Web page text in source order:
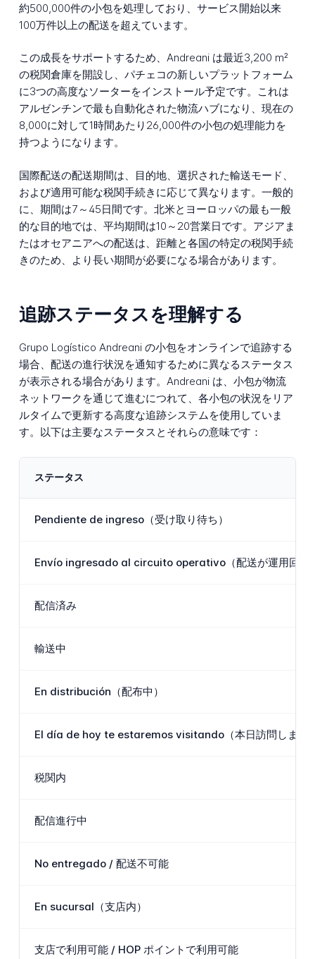
約500,000件の小包を処理しており、サービス開始以来
100万件以上の配送を超えています。
この成長をサポートするため、Andreani は最近3,200 m²
の税関倉庫を開設し、パチェコの新しいプラットフォーム
に3つの高度なソーターをインストール予定です。これは
アルゼンチンで最も自動化された物流ハブになり、現在の
8,000に対して1時間あたり26,000件の小包の処理能力を
持つようになります。
国際配送の配送期間は、目的地、選択された輸送モード、
および適用可能な税関手続きに応じて異なります。一般的
に、期間は7～45日間です。北米とヨーロッパの最も一般
的な目的地では、平均期間は10～20営業日です。アジアま
たはオセアニアへの配送は、距離と各国の特定の税関手続
きのため、より長い期間が必要になる場合があります。
追跡ステータスを理解する
Grupo Logístico Andreani の小包をオンラインで追跡する
場合、配送の進行状況を通知するために異なるステータス
が表示される場合があります。Andreani は、小包が物流
ネットワークを通じて進むにつれて、各小包の状況をリア
ルタイムで更新する高度な追跡システムを使用していま
す。以下は主要なステータスとそれらの意味です：
ステータス
Pendiente de ingreso（受け取り待ち）
Envío ingresado al circuito operativo（配送が運用回路
配信済み
輸送中
En distribución（配布中）
El día de hoy te estaremos visitando（本日訪問します
税関内
配信進行中
No entregado / 配送不可能
En sucursal（支店内）
支店で利用可能 / HOP ポイントで利用可能